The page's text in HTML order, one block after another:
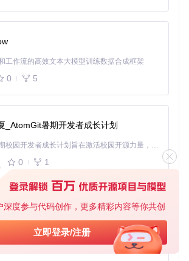
深度参与代码创作，更多精彩内容等你共创
立即登录/注册
工作流的高效文本大模型训练数据合成框架
0 5
_AtomGit暑期开发者成长计划
「源启盛夏」暑期校园开发者成长计划旨在激活校园开源力量，通过积分激励、认证扶持、资源倾斜等形式，引导高校组织和开发者完成「入驻 — 建项目 — 做贡献 — 获认证 — 得资源」的完整闭环。无论你是想带领社团入驻平台的组织者，还是希望用代码贡献证明自己的开发者，都能在这里找到属于你的成长路径。
0 1
基于Python的Xiaozhi AI，适用于想要完整Xiaozhi体验而无需拥有专用硬件的用户。
0 1